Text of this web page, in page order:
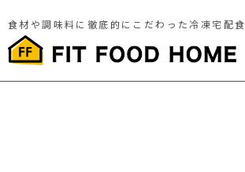
食材や調味料に徹底的にこだわった冷凍宅配食